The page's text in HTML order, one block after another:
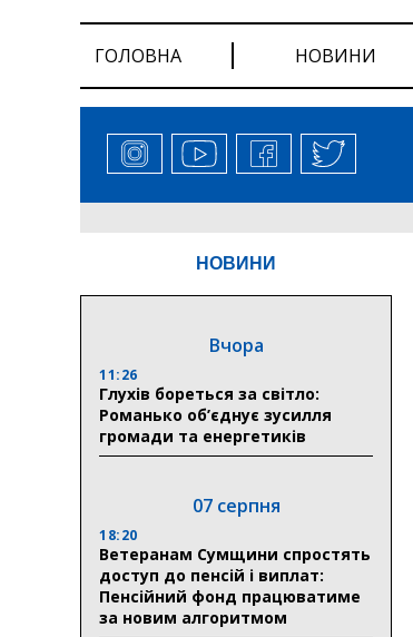
ГОЛОВНА НОВИНИ
НОВИНИ
Вчора
11:26
Глухів бореться за світло:
Романько об’єднує зусилля
громади та енергетиків
07 серпня
18:20
Ветеранам Сумщини спростять
доступ до пенсій і виплат:
Пенсійний фонд працюватиме
за новим алгоритмом